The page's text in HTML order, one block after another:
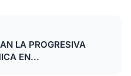
LA PROGRESIVA
EN...